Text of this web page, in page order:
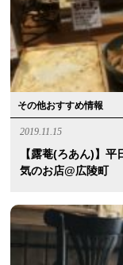
その他おすすめ情報
2019.11.15
【露菴(ろあん)】
気のお店@広陵町